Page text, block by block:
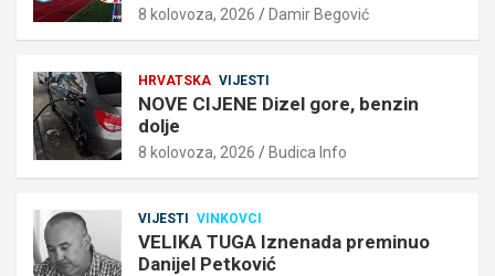
8 kolovoza, 2026 Damir Begović
HRVATSKA VIJESTI
NOVE CIJENE Dizel gore, benzin
dolje
8 kolovoza, 2026 Budica Info
VIJESTI VINKOVCI
VELIKA TUGA Iznenada preminuo
Danijel Petković